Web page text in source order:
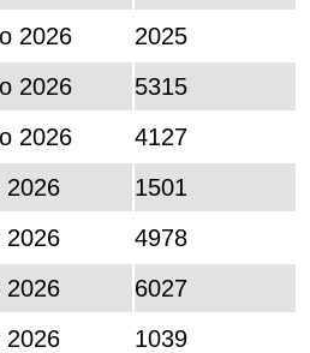
2026
2025
2026
5315
2026
4127
2026
1501
2026
4978
2026
6027
2026
1039